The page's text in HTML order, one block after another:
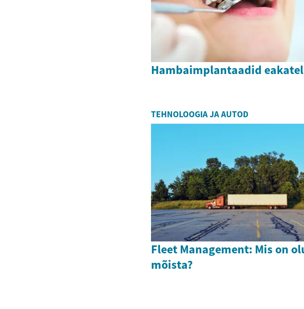
Hambaimplantaadid
TEHNOLOOGIA JA AUTOD
Fleet Management: Mis on
mõista?